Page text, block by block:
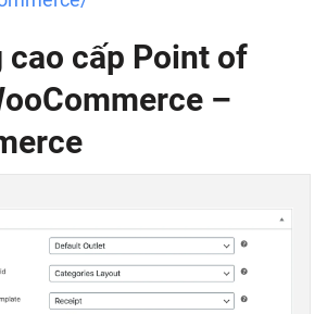
cao cấp Point of
–